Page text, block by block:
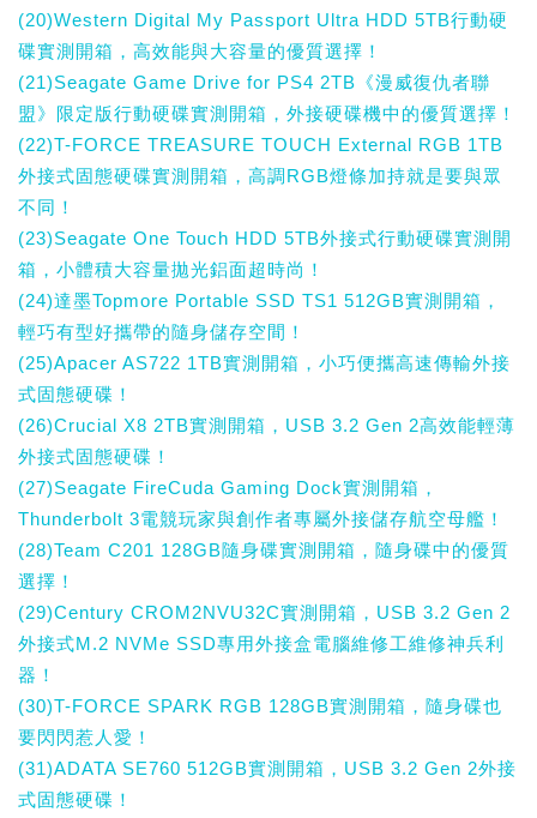
(20)Western Digital My Passport Ultra HDD 5TB行動硬
碟實測開箱，高效能與大容量的優質選擇！
(21)Seagate Game Drive for PS4 2TB《漫威復仇者聯
盟》限定版行動硬碟實測開箱，外接硬碟機中的優質選擇！
(22)T-FORCE TREASURE TOUCH External RGB 1TB
外接式固態硬碟實測開箱，高調RGB燈條加持就是要與眾
不同！
(23)Seagate One Touch HDD 5TB外接式行動硬碟實測開
箱，小體積大容量拋光鋁面超時尚！
(24)達墨Topmore Portable SSD TS1 512GB實測開箱，
輕巧有型好攜帶的隨身儲存空間！
(25)Apacer AS722 1TB實測開箱，小巧便攜高速傳輸外接
式固態硬碟！
(26)Crucial X8 2TB實測開箱，USB 3.2 Gen 2高效能輕薄
外接式固態硬碟！
(27)Seagate FireCuda Gaming Dock實測開箱，
Thunderbolt 3電競玩家與創作者專屬外接儲存航空母艦！
(28)Team C201 128GB隨身碟實測開箱，隨身碟中的優質
選擇！
(29)Century CROM2NVU32C實測開箱，USB 3.2 Gen 2
外接式M.2 NVMe SSD專用外接盒電腦維修工維修神兵利
器！
(30)T-FORCE SPARK RGB 128GB實測開箱，隨身碟也
要閃閃惹人愛！
(31)ADATA SE760 512GB實測開箱，USB 3.2 Gen 2外接
式固態硬碟！